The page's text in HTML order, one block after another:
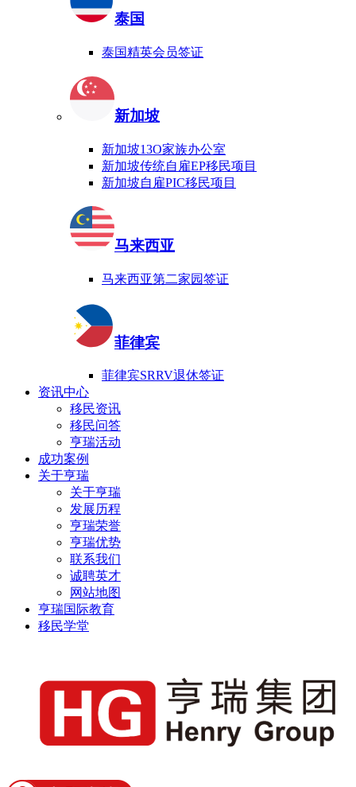
泰国
泰国精英会员签证
新加坡
新加坡13O家族办公室
新加坡传统自雇EP移民项目
新加坡自雇PIC移民项目
马来西亚
马来西亚第二家园签证
菲律宾
菲律宾SRRV退休签证
资讯中心
移民资讯
移民问答
亨瑞活动
成功案例
关于亨瑞
关于亨瑞
发展历程
亨瑞荣誉
亨瑞优势
联系我们
诚聘英才
网站地图
亨瑞国际教育
移民学堂